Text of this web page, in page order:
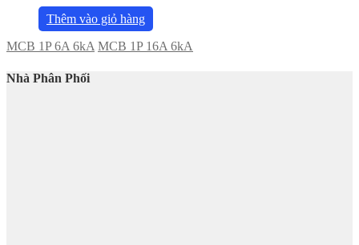
Thêm vào giỏ hàng
MCB 1P 6A 6kA MCB 1P 16A 6kA
Nhà Phân Phối